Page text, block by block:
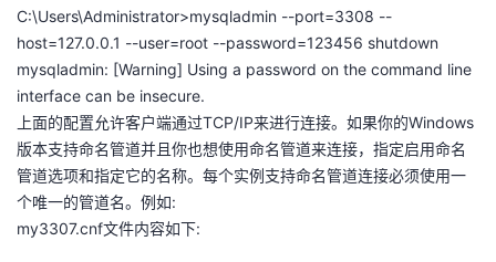
C:\Users\Administrator>mysqladmin --port=3308 --
host=127.0.0.1 --user=root --password=123456 shutdown
mysqladmin: [Warning] Using a password on the command line
interface can be insecure.
上面的配置允许客户端通过TCP/IP来进行连接。如果你的Windows
版本支持命名管道并且你也想使用命名管道来连接，指定启用命名
管道选项和指定它的名称。每个实例支持命名管道连接必须使用一
个唯一的管道名。例如:
my3307.cnf文件内容如下: